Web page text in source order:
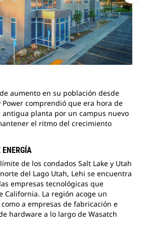
aumento en su población desde
Power comprendió que era hora de
antigua planta por un campus nuevo
el ritmo del crecimiento
ENERGÍA
de los condados Salt Lake y Utah
del Lago Utah, Lehi se encuentra
empresas tecnológicas que
California. La región acoge un
a empresas de fabricación e
hardware a lo largo de Wasatch